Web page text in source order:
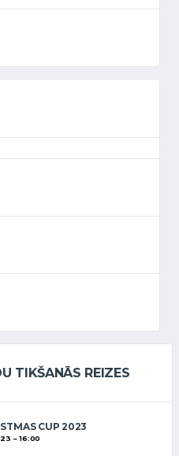
TIKŠANĀS REIZES
CUP 2023
16:00